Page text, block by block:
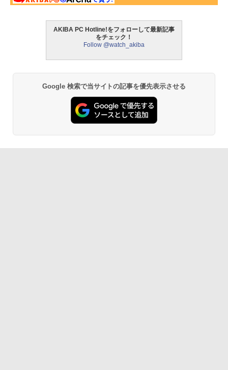
AKIBA PC Hotline!をフォローして最新記事
をチェック！
Follow @watch_akiba
Google 検索で当サイトの記事を優先表示させる